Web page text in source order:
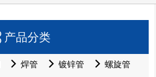
产品分类
焊管 镀锌管
螺旋管